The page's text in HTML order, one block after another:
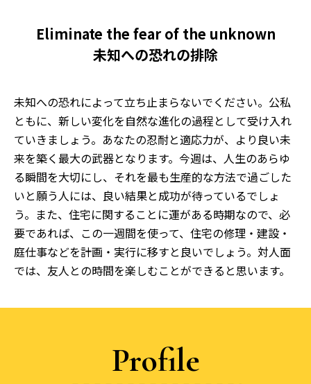
Eliminate the fear of the unknown
未知への恐れの排除
未知への恐れによって立ち止まらないでください。公私
ともに、新しい変化を自然な進化の過程として受け入れ
ていきましょう。あなたの忍耐と適応力が、より良い未
来を築く最大の武器となります。今週は、人生のあらゆ
る瞬間を大切にし、それを最も生産的な方法で過ごした
いと願う人には、良い結果と成功が待っているでしょ
う。また、住宅に関することに運がある時期なので、必
要であれば、この一週間を使って、住宅の修理・建設・
庭仕事などを計画・実行に移すと良いでしょう。対人面
では、友人との時間を楽しむことができると思います。
Profile